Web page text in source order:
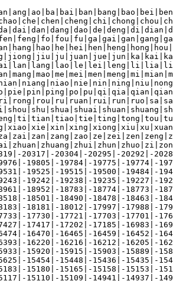
20317|-20304|-20295|-20292|-
19805|-19784|-19775|-19774|-
19525|-19515|-19500|-19484|-
19242|-19238|-19235|-19227|-
18952|-18783|-18774|-18773|-
18501|-18490|-18478|-18463|-
18181|-18012|-17997|-17988|-
17730|-17721|-17703|-17701|-
17417|-17202|-17185|-16983|-
16470|-16465|-16459|-16452|-
16220|-16216|-16212|-16205|-
15920|-15915|-15903|-15889|-
15454|-15448|-15436|-15435|-
15180|-15165|-15158|-15153|-
15110|-15109|-14941|-14937|-